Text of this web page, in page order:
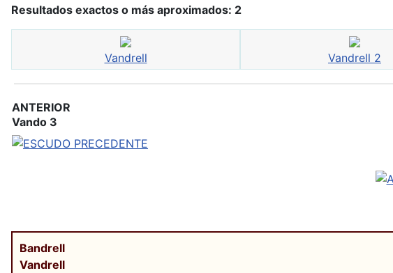
Resultados exactos o más aproximados: 2
Vandrell Vandrell 2
ANTERIOR
Vando 3
Bandrell
Vandrell